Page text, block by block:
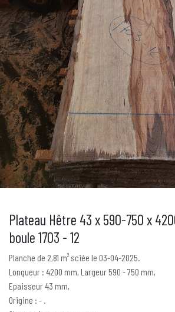
Plateau Hêtre 43 x 590-750 x
boule 1703 - 12
Planche de 2,81 m² sciée le 03-04-2025.
Longueur : 4200 mm, Largeur 590 - 750 mm,
Epaisseur 43 mm,
Origine : - .